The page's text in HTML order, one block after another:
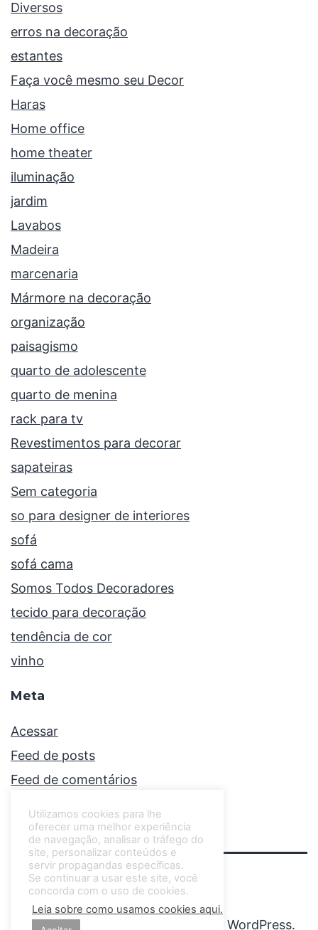
Diversos
erros na decoração
estantes
Faça você mesmo seu Decor
Haras
Home office
home theater
iluminação
jardim
Lavabos
Madeira
marcenaria
Mármore na decoração
organização
paisagismo
quarto de adolescente
quarto de menina
rack para tv
Revestimentos para decorar
sapateiras
Sem categoria
so para designer de interiores
sofá
sofá cama
Somos Todos Decoradores
tecido para decoração
tendência de cor
vinho
Meta
Acessar
Feed de posts
Feed de comentários
CINTHIA LIBERATORI
Orgulhosamente desenvolvido com WordPress.
Utilizamos cookies para lhe
oferecer uma melhor experiência
de navegação, analisar o tráfego do
site, personalizar conteúdos e
servir propagandas específicas.
Se continuar a usar este site, você
concorda com o uso de cookies.
Leia sobre como usamos cookies aqui.